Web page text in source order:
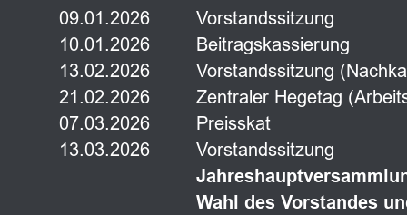
09.01.2026
Vorstandssitzung
10.01.2026
Beitragskassierung
13.02.2026
Vorstandssitzung
21.02.2026
Zentraler Hegetag
07.03.2026
Preisskat
13.03.2026
Vorstandssitzung
Wahl des Vorstandes